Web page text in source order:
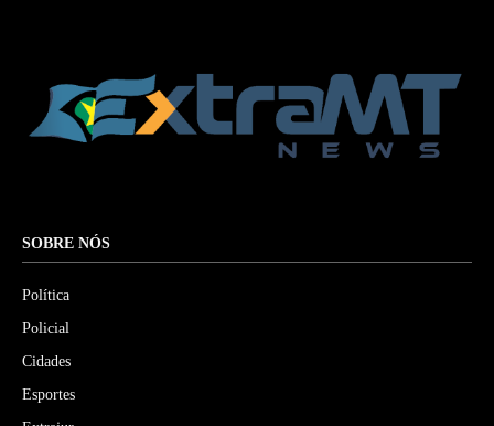
SOBRE NÓS
Política
Policial
Cidades
Esportes